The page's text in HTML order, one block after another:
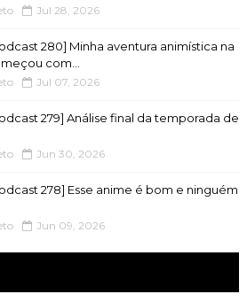
Jul 28, 2026
280] Minha aventura animística na
com...
Jul 07, 2026
279] Análise final da temporada de
Jun 30, 2026
278] Esse anime é bom e ninguém
Jun 09, 2026